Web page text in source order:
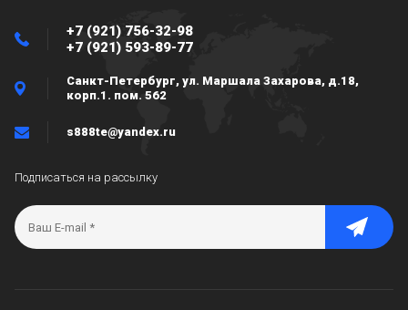
+7 (921) 756-32-98
+7 (921) 593-89-77
Санкт-Петербург, ул. Маршала Захарова, д.18,
корп.1. пом. 562
s888te@yandex.ru
Подписаться на рассылку